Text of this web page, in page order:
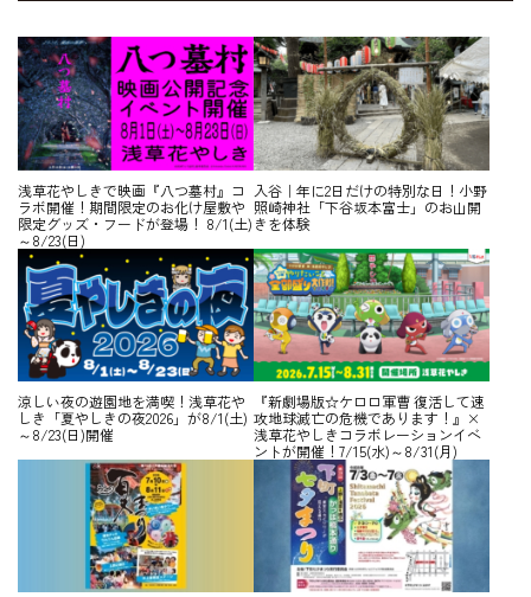
浅草花やしきで映画『八つ墓村』コ
ラボ開催！期間限定のお化け屋敷や
限定グッズ・フードが登場！ 8/1(土)
～8/23(日)
入谷｜年に2日だけの特別な日！小野
照崎神社「下谷坂本富士」のお山開
きを体験
涼しい夜の遊園地を満喫！浅草花や
しき「夏やしきの夜2026」が8/1(土)
～8/23(日)開催
『新劇場版☆ケロロ軍曹 復活して速
攻地球滅亡の危機であります！』×
浅草花やしきコラボレーションイベ
ントが開催！7/15(水)～8/31(月)